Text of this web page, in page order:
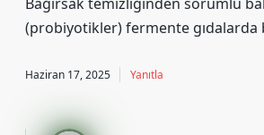
(probiyotikler) fermente gıdalarda
Haziran 17, 2025 Yanıtla